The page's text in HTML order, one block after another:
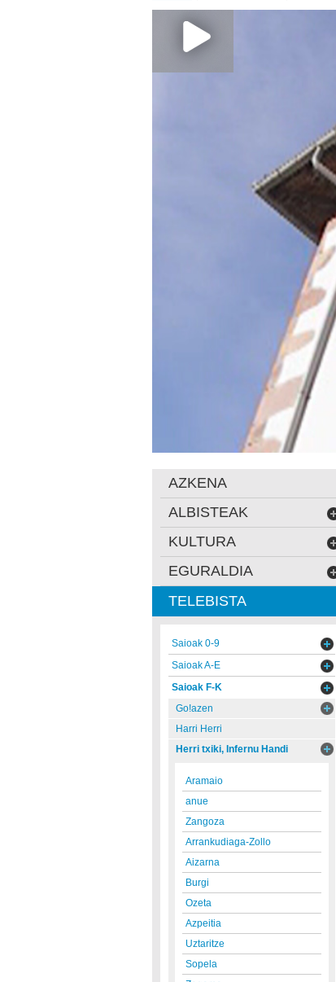
AZKENA
ALBISTEAK
KULTURA
EGURALDIA
TELEBISTA
Saioak 0-9
Saioak A-E
Saioak F-K
Go!azen
Harri Herri
Herri txiki, Infernu Handi
Aramaio
anue
Zangoza
Arrankudiaga-Zollo
Aizarna
Burgi
Ozeta
Azpeitia
Uztaritze
Sopela